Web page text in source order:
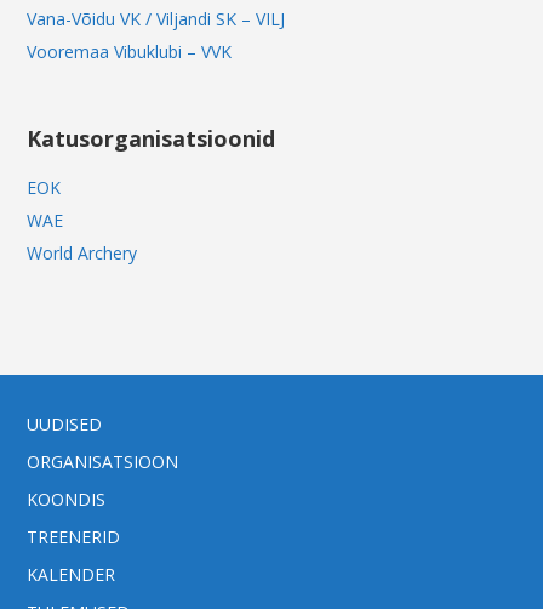
Vana-Võidu VK / Viljandi SK – VILJ
Vooremaa Vibuklubi – VVK
Katusorganisatsioonid
EOK
WAE
World Archery
UUDISED
ORGANISATSIOON
KOONDIS
TREENERID
KALENDER